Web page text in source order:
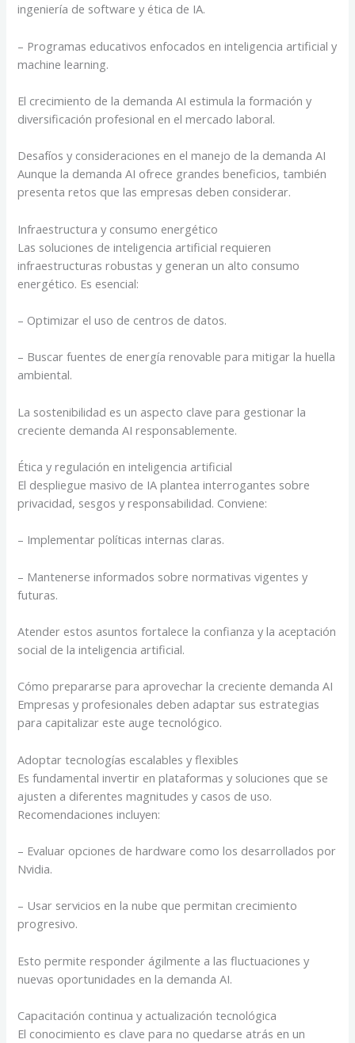
ingeniería de software y ética de IA.
– Programas educativos enfocados en inteligencia artificial y
machine learning.
El crecimiento de la demanda AI estimula la formación y
diversificación profesional en el mercado laboral.
Desafíos y consideraciones en el manejo de la demanda AI
Aunque la demanda AI ofrece grandes beneficios, también
presenta retos que las empresas deben considerar.
Infraestructura y consumo energético
Las soluciones de inteligencia artificial requieren
infraestructuras robustas y generan un alto consumo
energético. Es esencial:
– Optimizar el uso de centros de datos.
– Buscar fuentes de energía renovable para mitigar la huella
ambiental.
La sostenibilidad es un aspecto clave para gestionar la
creciente demanda AI responsablemente.
Ética y regulación en inteligencia artificial
El despliegue masivo de IA plantea interrogantes sobre
privacidad, sesgos y responsabilidad. Conviene:
– Implementar políticas internas claras.
– Mantenerse informados sobre normativas vigentes y
futuras.
Atender estos asuntos fortalece la confianza y la aceptación
social de la inteligencia artificial.
Cómo prepararse para aprovechar la creciente demanda AI
Empresas y profesionales deben adaptar sus estrategias
para capitalizar este auge tecnológico.
Adoptar tecnologías escalables y flexibles
Es fundamental invertir en plataformas y soluciones que se
ajusten a diferentes magnitudes y casos de uso.
Recomendaciones incluyen:
– Evaluar opciones de hardware como los desarrollados por
Nvidia.
– Usar servicios en la nube que permitan crecimiento
progresivo.
Esto permite responder ágilmente a las fluctuaciones y
nuevas oportunidades en la demanda AI.
Capacitación continua y actualización tecnológica
El conocimiento es clave para no quedarse atrás en un